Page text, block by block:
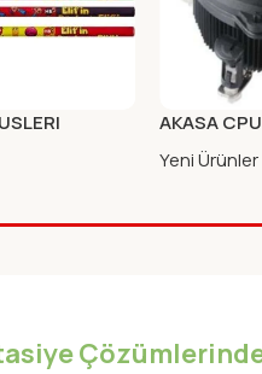
HB (FSC)
AKASA
775/115X
Yeni Ürünler
Çözümlerinde